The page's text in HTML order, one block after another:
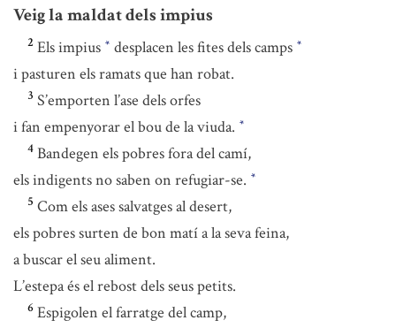
Veig la maldat dels impius
2 Els impius * desplacen les fites dels camps *
i pasturen els ramats que han robat.
3 S’emporten l’ase dels orfes
i fan empenyorar el bou de la viuda. *
4 Bandegen els pobres fora del camí,
els indigents no saben on refugiar-se. *
5 Com els ases salvatges al desert,
els pobres surten de bon matí a la seva feina,
a buscar el seu aliment.
L’estepa és el rebost dels seus petits.
6 Espigolen el farratge del camp,